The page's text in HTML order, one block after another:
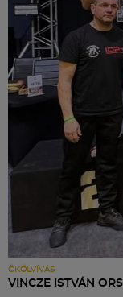
ÖKÖLVÍVÁS
VINCZE ISTVÁN